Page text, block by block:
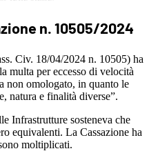
n. 10505/2024
Civ. 18/04/2024 n. 10505) ha
multa per eccesso di velocità
non omologato, in quanto le
natura e finalità diverse”.
Infrastrutture sosteneva che
equivalenti. La Cassazione ha
moltiplicati.